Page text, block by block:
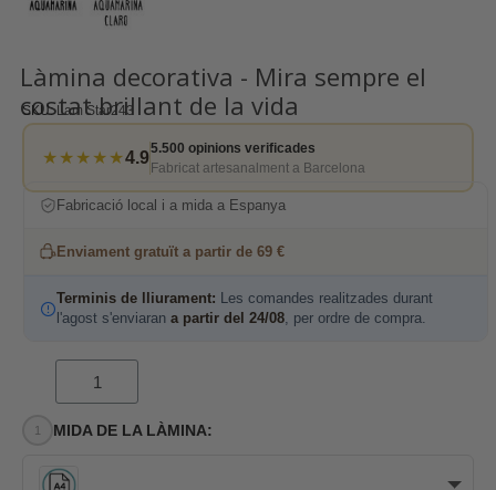
Làmina decorativa - Mira sempre el
costat brillant de la vida
SKU Lam Star243
★★★★★4.9
5.500 opinions verificades
Fabricat artesanalment a Barcelona
Fabricació local i a mida a Espanya
Enviament gratuït a partir de 69 €
Terminis de lliurament: Les comandes realitzades durant
l'agost s'enviaran a partir del 24/08, per ordre de compra.
MIDA DE LA LÀMINA: